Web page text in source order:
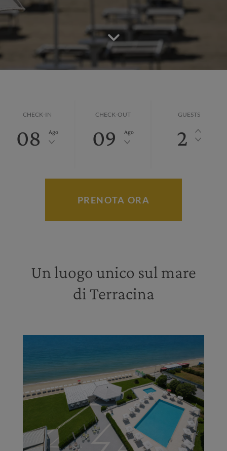
CHECK-IN
08 Ago
CHECK-OUT
09 Ago
GUESTS
2
PRENOTA ORA
Un luogo unico sul mare
di Terracina